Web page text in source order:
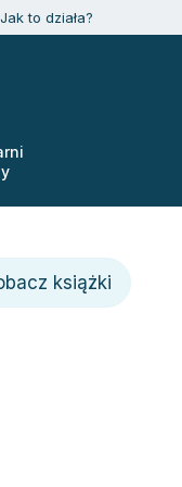
Jak to działa?
książki